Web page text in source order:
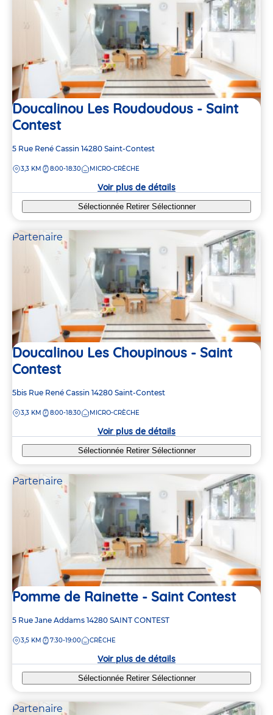
Doucalinou Les Roudoudous - Saint
Contest
Adresse
la
5 Rue René Cassin 14280 Saint-Contest
DISTANCE
3,3 KM 8:00-18:30 MICRO-CRÈCHE
Voir plus de détails
Sélectionnée Retirer Sélectionner
Partenaire
Doucalinou Les Choupinous - Saint
Contest
Adresse
la
5bis Rue René Cassin 14280 Saint-Contest
DISTANCE
3,3 KM 8:00-18:30 MICRO-CRÈCHE
Voir plus de détails
Sélectionnée Retirer Sélectionner
Partenaire
Pomme de Rainette - Saint Contest
Adresse
la
5 Rue Jane Addams 14280 SAINT CONTEST
DISTANCE
3,5 KM 7:30-19:00 CRÈCHE
Voir plus de détails
Sélectionnée Retirer Sélectionner
Partenaire